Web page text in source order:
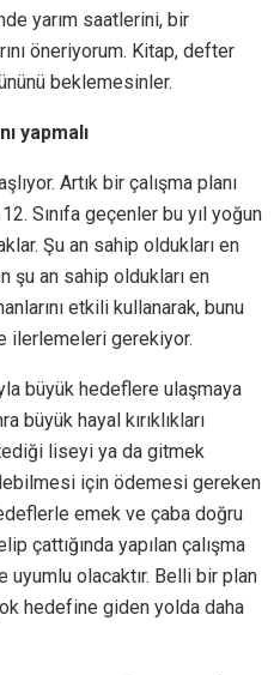
yarım saatlerini, bir
öneriyorum. Kitap, defter
beklemesinler.
yapmalı
Artık bir çalışma planı
Sınıfa geçenler bu yıl yoğun
Şu an sahip oldukları en
şu an sahip oldukları en
etkili kullanarak, bunu
ilerlemeleri gerekiyor.
büyük hedeflere ulaşmaya
büyük hayal kırıklıkları
liseyi ya da gitmek
için ödemesi gereken
emek ve çaba doğru
çattığında yapılan çalışma
olacaktır. Belli bir plan
hedefine giden yolda daha